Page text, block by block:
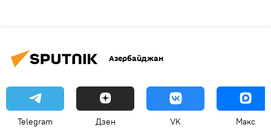
Азербайджан
Telegram Дзен VK Макс